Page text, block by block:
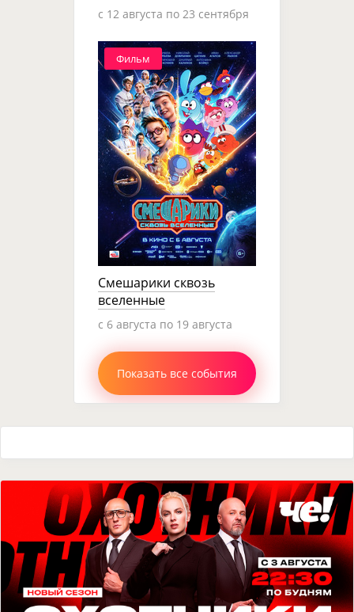
c 12 августа по 23 сентября
Фильм
Смешарики сквозь
вселенные
c 6 августа по 19 августа
Показать все события